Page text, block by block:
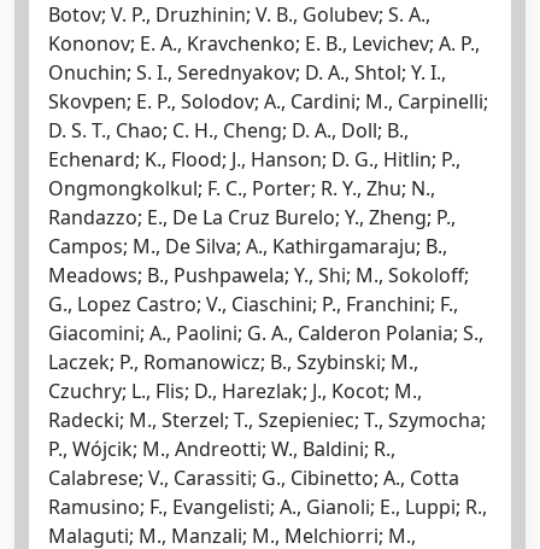
Botov; V. P., Druzhinin; V. B., Golubev; S. A.,
Kononov; E. A., Kravchenko; E. B., Levichev; A. P.,
Onuchin; S. I., Serednyakov; D. A., Shtol; Y. I.,
Skovpen; E. P., Solodov; A., Cardini; M., Carpinelli;
D. S. T., Chao; C. H., Cheng; D. A., Doll; B.,
Echenard; K., Flood; J., Hanson; D. G., Hitlin; P.,
Ongmongkolkul; F. C., Porter; R. Y., Zhu; N.,
Randazzo; E., De La Cruz Burelo; Y., Zheng; P.,
Campos; M., De Silva; A., Kathirgamaraju; B.,
Meadows; B., Pushpawela; Y., Shi; M., Sokoloff;
G., Lopez Castro; V., Ciaschini; P., Franchini; F.,
Giacomini; A., Paolini; G. A., Calderon Polania; S.,
Laczek; P., Romanowicz; B., Szybinski; M.,
Czuchry; L., Flis; D., Harezlak; J., Kocot; M.,
Radecki; M., Sterzel; T., Szepieniec; T., Szymocha;
P., Wójcik; M., Andreotti; W., Baldini; R.,
Calabrese; V., Carassiti; G., Cibinetto; A., Cotta
Ramusino; F., Evangelisti; A., Gianoli; E., Luppi; R.,
Malaguti; M., Manzali; M., Melchiorri; M.,